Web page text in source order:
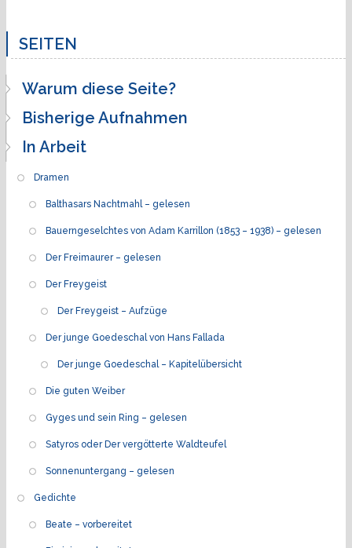
SEITEN
Warum diese Seite?
Bisherige Aufnahmen
In Arbeit
Dramen
Balthasars Nachtmahl – gelesen
Bauerngeselchtes von Adam Karrillon (1853 – 1938) – gelesen
Der Freimaurer – gelesen
Der Freygeist
Der Freygeist – Aufzüge
Der junge Goedeschal von Hans Fallada
Der junge Goedeschal – Kapitelübersicht
Die guten Weiber
Gyges und sein Ring – gelesen
Satyros oder Der vergötterte Waldteufel
Sonnenuntergang – gelesen
Gedichte
Beate – vorbereitet